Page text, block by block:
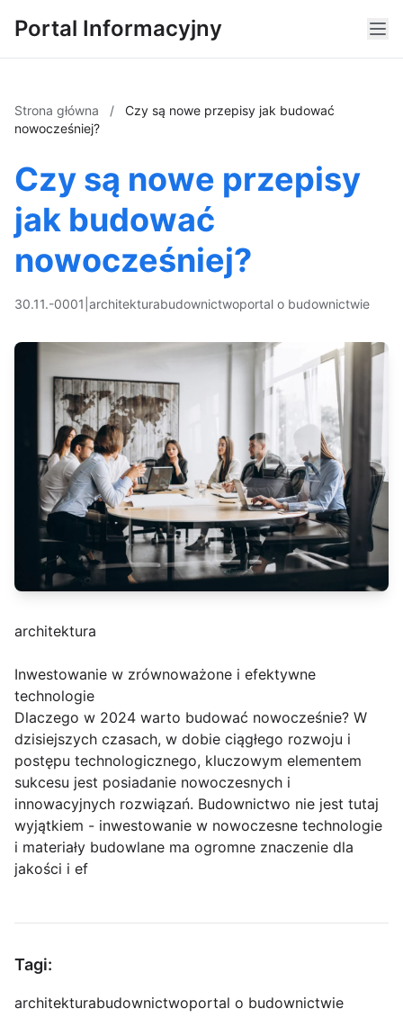
Portal Informacyjny
Strona główna /
Czy są nowe przepisy jak budować
nowocześniej?
Czy są nowe przepisy
jak budować
nowocześniej?
30.11.-0001 architekturabudownictwoportal o budownictwie
architektura
Inwestowanie w zrównoważone i efektywne
technologie
Dlaczego w 2024 warto budować nowocześnie? W
dzisiejszych czasach, w dobie ciągłego rozwoju i
postępu technologicznego, kluczowym elementem
sukcesu jest posiadanie nowoczesnych i
innowacyjnych rozwiązań. Budownictwo nie jest tutaj
wyjątkiem - inwestowanie w nowoczesne technologie
i materiały budowlane ma ogromne znaczenie dla
jakości i ef
Tagi:
architekturabudownictwoportal o budownictwie